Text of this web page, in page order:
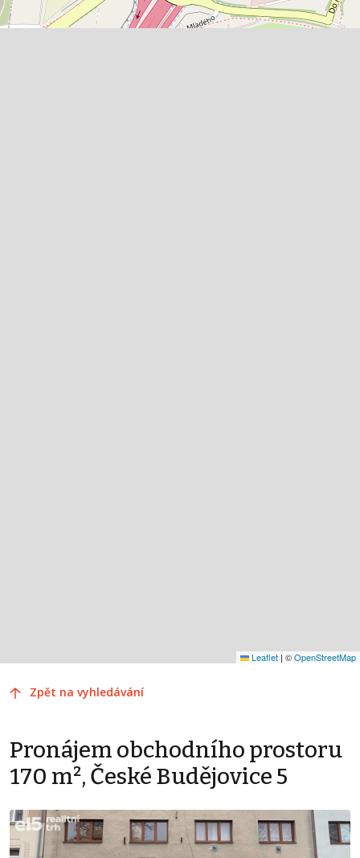
Leaflet | ©OpenStreetMap
Zpět na vyhledávání
Pronájem obchodního prostoru
170 m², České Budějovice 5